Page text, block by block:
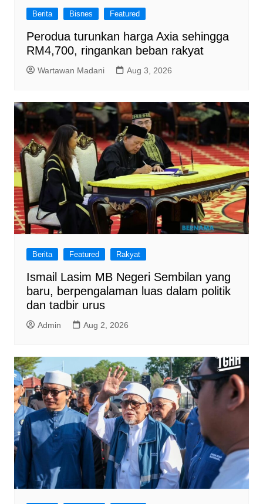
Berita Bisnes Featured
Perodua turunkan harga Axia sehingga
RM4,700, ringankan beban rakyat
Wartawan Madani Aug 3, 2026
Berita Featured Rakyat
Ismail Lasim MB Negeri Sembilan yang
baru, berpengalaman luas dalam politik
dan tadbir urus
Admin Aug 2, 2026